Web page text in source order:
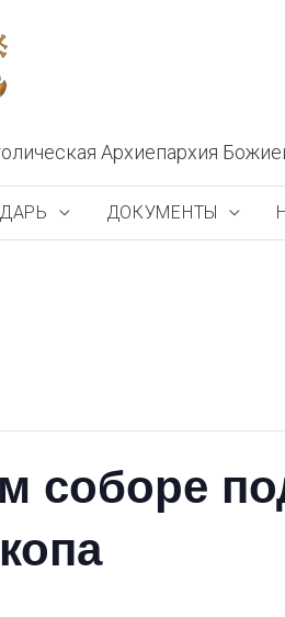
Архиепархия
ДОКУМЕНТЫ
соборе